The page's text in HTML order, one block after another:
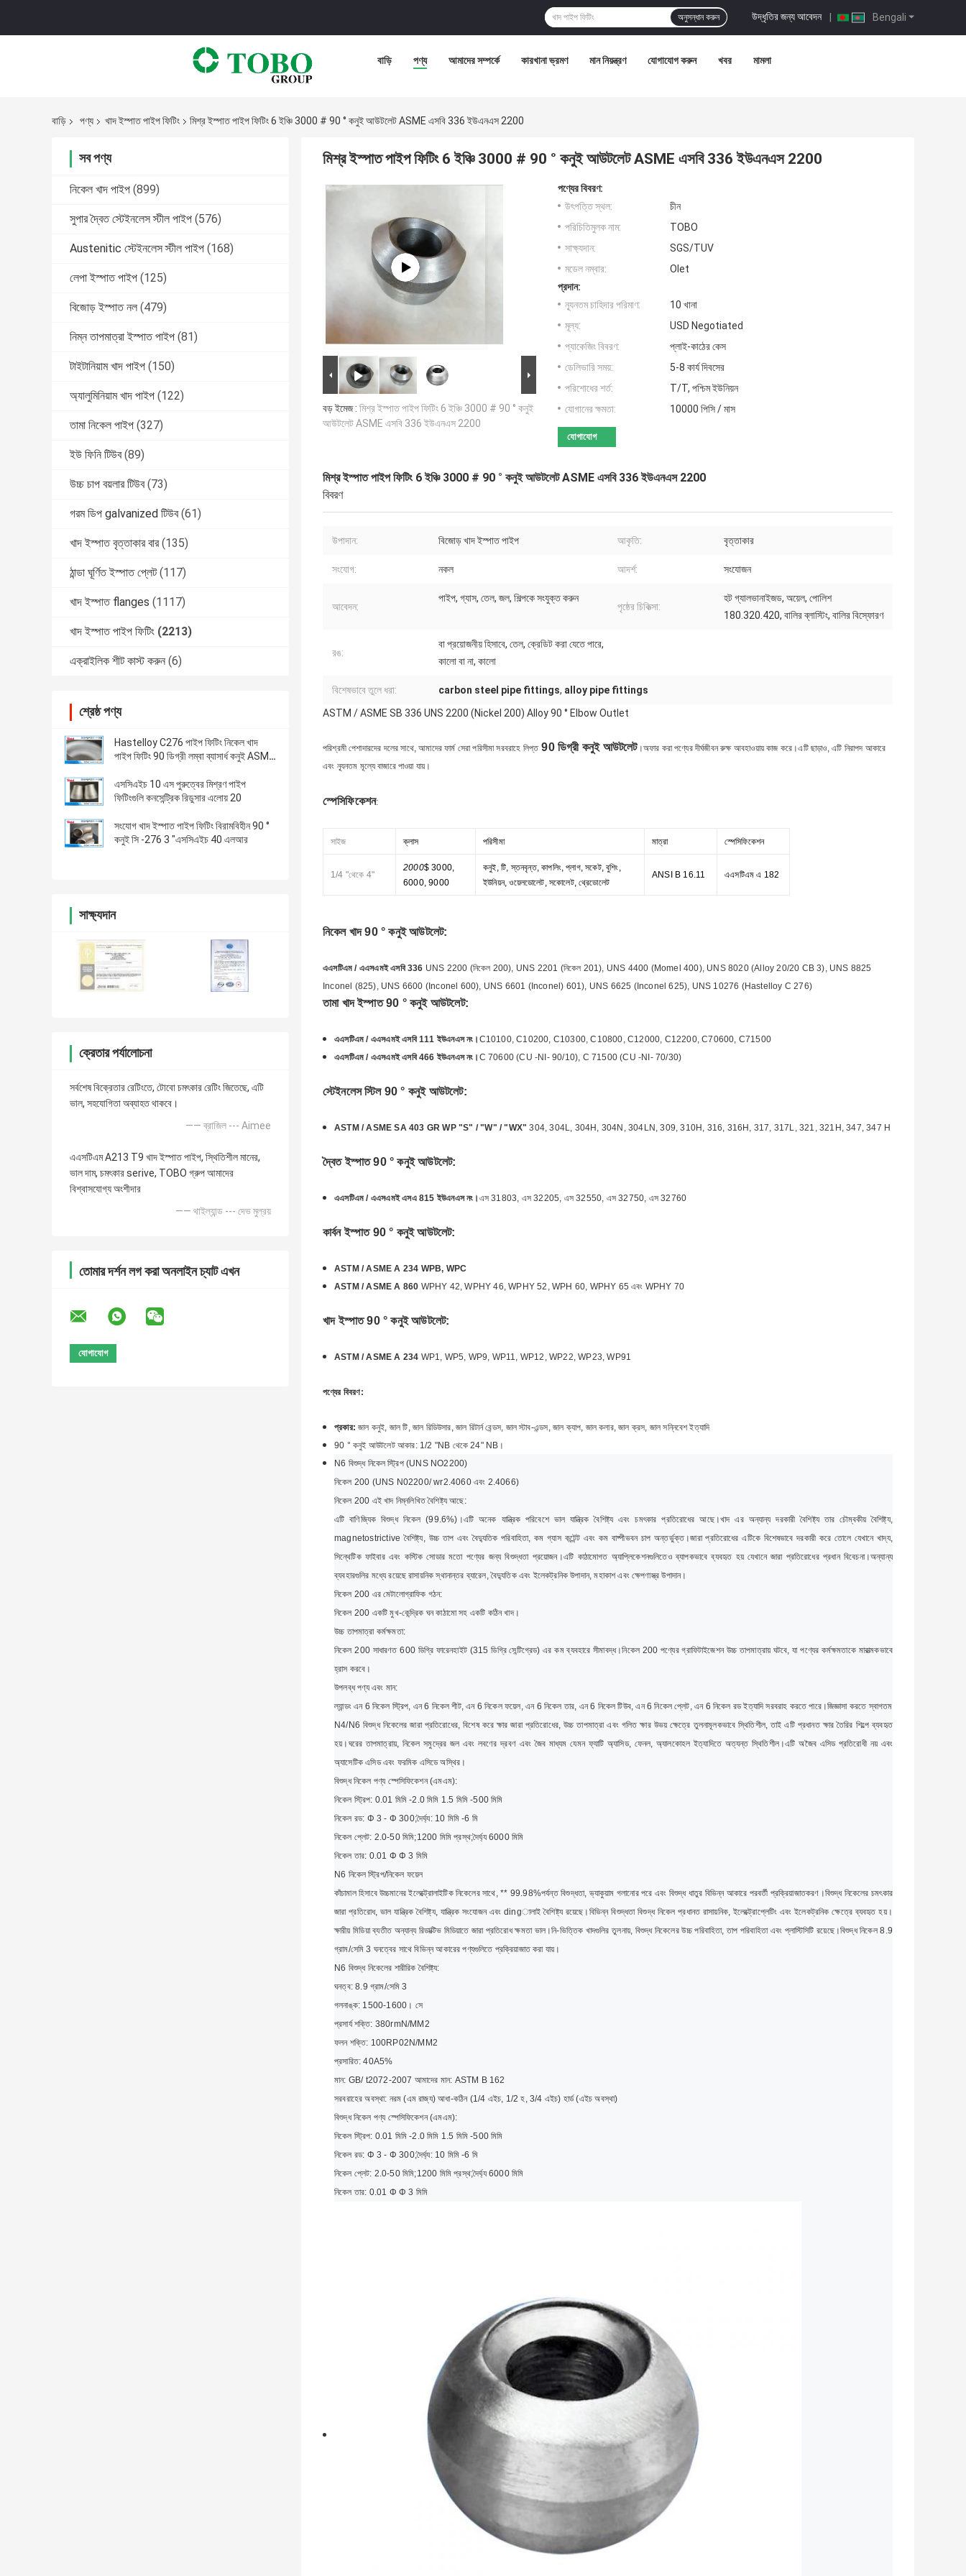
Bengali
উদ্ধৃতির জন্য আবেদন |
অনুসন্ধান করুন
বাড়ি পণ্য আমাদের সম্পর্কে কারখানা ভ্রমণ মান নিয়ন্ত্রণ যোগাযোগ করুন খবর মামলা
বাড়ি পণ্য খাদ ইস্পাত পাইপ ফিটিং মিশ্র ইস্পাত পাইপ ফিটিং 6 ইঞ্চি 3000 # 90 ° কনুই আউটলেট ASME এসবি 336 ইউএনএস 2200
সব পণ্য
নিকেল খাদ পাইপ (899)
সুপার দ্বৈত স্টেইনলেস স্টীল পাইপ (576)
Austenitic স্টেইনলেস স্টীল পাইপ (168)
লেপা ইস্পাত পাইপ (125)
বিজোড় ইস্পাত নল (479)
নিম্ন তাপমাত্রা ইস্পাত পাইপ (81)
টাইটানিয়াম খাদ পাইপ (150)
অ্যালুমিনিয়াম খাদ পাইপ (122)
তামা নিকেল পাইপ (327)
ইউ ফিনি টিউব (89)
উচ্চ চাপ বয়লার টিউব (73)
গরম ডিপ galvanized টিউব (61)
খাদ ইস্পাত বৃত্তাকার বার (135)
ঠান্ডা ঘূর্ণিত ইস্পাত প্লেট (117)
খাদ ইস্পাত flanges (1117)
খাদ ইস্পাত পাইপ ফিটিং (2213)
এক্রাইলিক শীট কাস্ট করুন (6)
শ্রেষ্ঠ পণ্য
Hastelloy C276 পাইপ ফিটিং নিকেল খাদ
পাইপ ফিটিং 90 ডিগ্রী লম্বা ব্যাসার্ধ কনুই ASME
এসসিএইচ 10 এস পুরুত্বের মিশ্রণ পাইপ
ফিটিংগুলি কনসেন্ট্রিক রিডুসার এলোয় 20
সংযোগ খাদ ইস্পাত পাইপ ফিটিং বিরামবিহীন 90 °
কনুই সি -276 3 "এসসিএইচ 40 এলআর
সাক্ষ্যদান
ক্রেতার পর্যালোচনা
সর্বশেষ বিক্রেতার রেটিংতে, টোবো চমৎকার রেটিং জিতেছে, এটি
ভাল, সহযোগিতা অব্যাহত থাকবে।
—— ব্রাজিল --- Aimee
এএসটিএম A213 T9 খাদ ইস্পাত পাইপ, স্থিতিশীল মানের,
ভাল দাম, চমৎকার serive, TOBO গ্রুপ আমাদের
বিশ্বাসযোগ্য অংশীদার
—— থাইল্যান্ড --- দেভ মুল্রয়
তোমার দর্শন লগ করা অনলাইন চ্যাট এখন
মিশ্র ইস্পাত পাইপ ফিটিং 6 ইঞ্চি 3000 # 90 ° কনুই আউটলেট ASME এসবি 336 ইউএনএস 2200
বড় ইমেজ : মিশ্র ইস্পাত পাইপ ফিটিং 6 ইঞ্চি 3000 # 90 ° কনুই
আউটলেট ASME এসবি 336 ইউএনএস 2200
পণ্যের বিবরণ:
উৎপত্তি স্থল:
চীন
পরিচিতিমুলক নাম:
TOBO
সাক্ষ্যদান:
SGS/TUV
মডেল নম্বার:
Olet
প্রদান:
ন্যূনতম চাহিদার পরিমাণ:
10 খানা
মূল্য:
USD Negotiated
প্যাকেজিং বিবরণ:
প্লাই-কাঠের কেস
ডেলিভারি সময়:
5-8 কার্য দিবসের
পরিশোধের শর্ত:
T/T, পশ্চিম ইউনিয়ন
যোগানের ক্ষমতা:
10000 পিসি / মাস
যোগাযোগ
মিশ্র ইস্পাত পাইপ ফিটিং 6 ইঞ্চি 3000 # 90 ° কনুই আউটলেট ASME এসবি 336 ইউএনএস 2200
বিবরণ
উপাদান: বিজোড় খাদ ইস্পাত পাইপ আকৃতি: বৃত্তাকার
সংযোগ: নকল আদর্শ: সংযোজন
আবেদন:
পাইপ, গ্যাস, তেল, জল, শিল্পকে সংযুক্ত করুন
পৃষ্ঠের চিকিত্সা:
হট গ্যালভানাইজড, অয়েল, পোলিশ
180.320.420, বালির ব্লাস্টিং, বালির বিস্ফোরণ
রঙ:
বা প্রয়োজনীয় হিসাবে, তেল, ক্রেডিট করা যেতে পারে,
কালো বা না, কালো
বিশেষভাবে তুলে ধরা: carbon steel pipe fittings, alloy pipe fittings
ASTM / ASME SB 336 UNS 2200 (Nickel 200) Alloy 90 ° Elbow Outlet
পরিশ্রমী পেশাদারদের দলের সাথে, আমাদের ফার্ম সেরা পরিসীমা সরবরাহে লিপ্ত 90 ডিগ্রী কনুই আউটলেট।অফার করা পণ্যের দীর্ঘজীবন রুক্ষ আবহাওয়ায় কাজ করে।এটি ছাড়াও, এটি নিরাপদ আকারে
এবং ন্যূনতম মূল্যে বাজারে পাওয়া যায়।
স্পেসিফিকেশন:
সাইজ ক্লাস পরিসীমা মাত্রা স্পেসিফিকেশন
1/4 "থেকে 4"
2000$ 3000,
6000, 9000
কনুই, টি, স্তনবৃন্ত, কাপলিং, প্লাগ, সকেট, বুশিং,
ইউনিয়ন, ওয়েলডোলেট, সকোলেট, থ্রেডোলেট
ANSI B 16.11 এএসটিএম এ 182
নিকেল খাদ 90 ° কনুই আউটলেট:
এএসটিএম / এএসএমই এসবি 336 UNS 2200 (নিকেল 200), UNS 2201 (নিকেল 201), UNS 4400 (Momel 400), UNS 8020 (Alloy 20/20 CB 3), UNS 8825
Inconel (825), UNS 6600 (Inconel 600), UNS 6601 (Inconel) 601), UNS 6625 (Inconel 625), UNS 10276 (Hastelloy C 276)
তামা খাদ ইস্পাত 90 ° কনুই আউটলেট:
এএসটিএম / এএসএমই এসবি 111 ইউএনএস নং। C10100, C10200, C10300, C10800, C12000, C12200, C70600, C71500
এএসটিএম / এএসএমই এসবি 466 ইউএনএস নং। C 70600 (CU -NI- 90/10), C 71500 (CU -NI- 70/30)
স্টেইনলেস স্টিল 90 ° কনুই আউটলেট:
ASTM / ASME SA 403 GR WP "S" / "W" / "WX"304, 304L, 304H, 304N, 304LN, 309, 310H, 316, 316H, 317, 317L, 321, 321H, 347, 347 H
দ্বৈত ইস্পাত 90 ° কনুই আউটলেট:
এএসটিএম / এএসএমই এসএ 815 ইউএনএস নং। এস 31803, এস 32205, এস 32550, এস 32750, এস 32760
কার্বন ইস্পাত 90 ° কনুই আউটলেট:
ASTM / ASME A 234 WPB, WPC
ASTM / ASME A 860 WPHY 42, WPHY 46, WPHY 52, WPH 60, WPHY 65 এবং WPHY 70
খাদ ইস্পাত 90 ° কনুই আউটলেট:
ASTM / ASME A 234 WP1, WP5, WP9, WP11, WP12, WP22, WP23, WP91
পণ্যের বিবরণ:
প্রকার: জাল কনুই, জাল টি, জাল রিডিউসার, জাল রিটার্ন বেন্ডস, জাল স্টাব-এন্ডস, জাল ক্যাপ, জাল কলার, জাল ক্রস, জাল সন্নিবেশ ইত্যাদি
90 ° কনুই আউটলেট আকার: 1/2 "NB থেকে 24" NB।
N6 বিশুদ্ধ নিকেল স্ট্রিপ (UNS NO2200)
নিকেল 200 (UNS N02200/ wr2.4060 এবং 2.4066)
নিকেল 200 এই খাদ নিম্নলিখিত বৈশিষ্ট্য আছে:
এটি বাণিজ্যিক বিশুদ্ধ নিকেল (99.6%)।এটি অনেক যান্ত্রিক পরিবেশে ভাল যান্ত্রিক বৈশিষ্ট্য এবং চমৎকার প্রতিরোধের আছে।খাদ এর অন্যান্য দরকারী বৈশিষ্ট্য তার চৌম্বকীয় বৈশিষ্ট্য,
magnetostrictive বৈশিষ্ট্য, উচ্চ তাপ এবং বৈদ্যুতিক পরিবাহিতা, কম গ্যাস কন্টেন্ট এবং কম বাষ্পীভবন চাপ অন্তর্ভুক্ত।জারা প্রতিরোধের এটিকে বিশেষভাবে দরকারী করে তোলে যেখানে খাদ্য,
সিন্থেটিক ফাইবার এবং কস্টিক সোডার মতো পণ্যের জন্য বিশুদ্ধতা প্রয়োজন।এটি কাঠামোগত অ্যাপ্লিকেশনগুলিতেও ব্যাপকভাবে ব্যবহৃত হয় যেখানে জারা প্রতিরোধের প্রধান বিবেচনা।অন্যান্য
ব্যবহারগুলির মধ্যে রয়েছে রাসায়নিক স্থানান্তর ব্যারেল, বৈদ্যুতিক এবং ইলেকট্রনিক উপাদান, মহাকাশ এবং ক্ষেপণাস্ত্র উপাদান।
নিকেল 200 এর মেটালোগ্রাফিক গঠন:
নিকেল 200 একটি মুখ-কেন্দ্রিক ঘন কাঠামো সহ একটি কঠিন খাদ।
উচ্চ তাপমাত্রা কর্মক্ষমতা:
নিকেল 200 সাধারণত 600 ডিগ্রি ফারেনহাইট (315 ডিগ্রি সেন্টিগ্রেড) এর কম ব্যবহারে সীমাবদ্ধ।নিকেল 200 পণ্যের গ্রাফিটাইজেশন উচ্চ তাপমাত্রায় ঘটবে, যা পণ্যের কর্মক্ষমতাকে মারাত্মকভাবে
হ্রাস করবে।
উপলব্ধ পণ্য এবং মান:
ল্যান্ডং এন 6 নিকেল স্ট্রিপ, এন 6 নিকেল শীট, এন 6 নিকেল ফয়েল, এন 6 নিকেল তার, এন 6 নিকেল টিউব, এন 6 নিকেল প্লেট, এন 6 নিকেল রড ইত্যাদি সরবরাহ করতে পারে।জিজ্ঞাসা করতে স্বাগতম
N4/N6 বিশুদ্ধ নিকেলের জারা প্রতিরোধের, বিশেষ করে ক্ষার জারা প্রতিরোধের, উচ্চ তাপমাত্রা এবং গলিত ক্ষার উভয় ক্ষেত্রে তুলনামূলকভাবে স্থিতিশীল, তাই এটি প্রধানত ক্ষার তৈরির শিল্পে ব্যবহৃত
হয়। ঘরের তাপমাত্রায়, নিকেল সমুদ্রের জল এবং লবণের দ্রবণ এবং জৈব মাধ্যম যেমন ফ্যাটি অ্যাসিড, ফেনল, অ্যালকোহল ইত্যাদিতে অত্যন্ত স্থিতিশীল।এটি অজৈব এসিড প্রতিরোধী নয় এবং
অ্যাসেটিক এসিড এবং ফরমিক এসিডে অস্থির।
বিশুদ্ধ নিকেল পণ্য স্পেসিফিকেশন (এমএম):
নিকেল স্ট্রিপ: 0.01 মিমি -2.0 মিমি 1.5 মিমি -500 মিমি
নিকেল রড: Φ 3 - Φ 300;দৈর্ঘ্য: 10 মিমি -6 মি
নিকেল প্লেট: 2.0-50 মিমি;1200 মিমি প্রস্থ;দৈর্ঘ্য 6000 মিমি
নিকেল তার: 0.01 Φ Φ 3 মিমি
N6 নিকেল স্ট্রিপ/নিকেল ফয়েল
কাঁচামাল হিসাবে উচ্চমানের ইলেক্ট্রোলাইটিক নিকেলের সাথে, ** 99.98%পর্যন্ত বিশুদ্ধতা, ভ্যাকুয়াম গলানোর পরে এবং বিশুদ্ধ ধাতুর বিভিন্ন আকারে পরবর্তী প্রক্রিয়াজাতকরণ।বিশুদ্ধ নিকেলের চমৎকার
জারা প্রতিরোধ, ভাল যান্ত্রিক বৈশিষ্ট্য, যান্ত্রিক সংযোজন এবং dingালাই বৈশিষ্ট্য রয়েছে।বিভিন্ন বিশুদ্ধতা বিশুদ্ধ নিকেল প্রধানত রাসায়নিক, ইলেক্ট্রোপ্লেটিং এবং ইলেকট্রনিক ক্ষেত্রে ব্যবহৃত হয়।
ক্ষারীয় মিডিয়া ব্যতীত অন্যান্য রিডাক্টিভ মিডিয়াতে জারা প্রতিরোধ ক্ষমতা ভাল।নি-ভিত্তিক খাদগুলির তুলনায়, বিশুদ্ধ নিকেলের উচ্চ পরিবাহিতা, তাপ পরিবাহিতা এবং প্লাস্টিসিটি রয়েছে।বিশুদ্ধ নিকেল 8.9
গ্রাম/সেমি 3 ঘনত্বের সাথে বিভিন্ন আকারের পণ্যগুলিতে প্রক্রিয়াজাত করা যায়।
N6 বিশুদ্ধ নিকেলের শারীরিক বৈশিষ্ট্য:
ঘনত্ব: 8.9 গ্রাম/সেমি 3
গলনাঙ্ক: 1500-1600। সে
প্রসার্য শক্তি: 380rmN/MM2
ফলন শক্তি: 100RP02N/MM2
প্রসারিত: 40A5%
মান: GB/ t2072-2007 আমাদের মান: ASTM B 162
সরবরাহের অবস্থা: নরম (এম রাজ্য) আধা-কঠিন (1/4 এইচ, 1/2 হ, 3/4 এইচ) হার্ড (এইচ অবস্থা)
বিশুদ্ধ নিকেল পণ্য স্পেসিফিকেশন (এমএম):
নিকেল স্ট্রিপ: 0.01 মিমি -2.0 মিমি 1.5 মিমি -500 মিমি
নিকেল রড: Φ 3 - Φ 300;দৈর্ঘ্য: 10 মিমি -6 মি
নিকেল প্লেট: 2.0-50 মিমি;1200 মিমি প্রস্থ;দৈর্ঘ্য 6000 মিমি
নিকেল তার: 0.01 Φ Φ 3 মিমি